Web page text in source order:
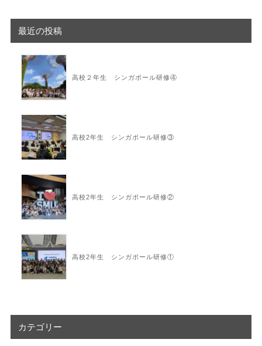
最近の投稿
高校２年生 シンガポール研修④
高校2年生 シンガポール研修③
高校2年生 シンガポール研修②
高校2年生 シンガポール研修①
カテゴリー